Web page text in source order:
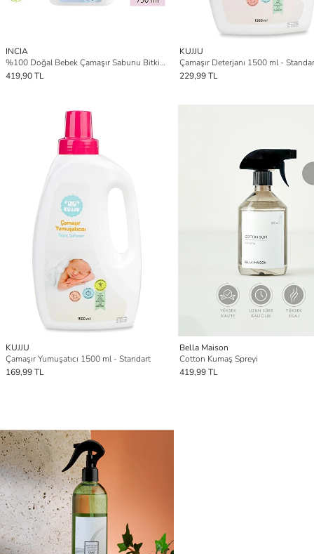
INCIA
%100 Doğal Bebek Çamaşır Sabunu Bitkisel Deterjan Kendinden Yumuşatıcılı Lavanta 750 ml
419,90 TL
KUJJU
Çamaşır Deterjanı 1500 ml -
229,99 TL
KUJJU
Çamaşır Yumuşatıcı 1500 ml - Standart
169,99 TL
Bella Maison
Cotton Kumaş Spreyi
419,99 TL